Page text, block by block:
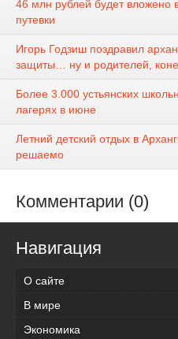
46 млн рублей будет вложено
путевки
Игорь Годзиш поздравил
защиты… ну и родителей,
Более 3.000 устьянских
лагерях в июне
Летний детский отдых в
решаемо
Комментарии (0)
Навигация
О сайте
В мире
Экономика